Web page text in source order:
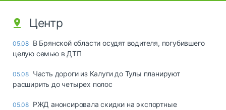
Центр
05.08 В Брянской области осудят водителя, погубившего
целую семью в ДТП
05.08 Часть дороги из Калуги до Тулы планируют
расширить до четырех полос
05.08 РЖД анонсировала скидки на экспортные